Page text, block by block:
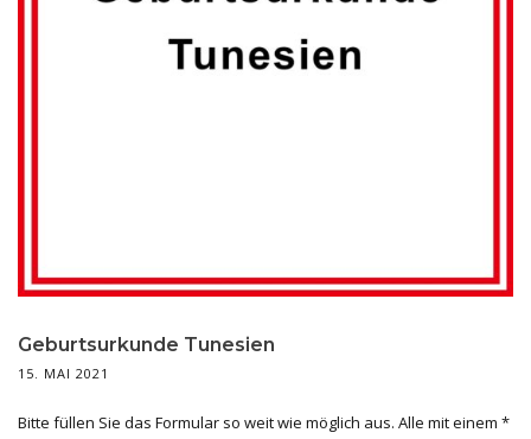
Geburtsurkunde Tunesien
15. MAI 2021
Bitte füllen Sie das Formular so weit wie möglich aus. Alle mit einem *